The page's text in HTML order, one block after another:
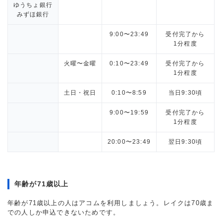
ゆうちょ銀行
みずほ銀行
9:00〜23:49
受付完了から
1分程度
火曜〜金曜 0:10〜23:49
受付完了から
1分程度
土日・祝日 0:10〜8:59 当日9:30頃
9:00〜19:59
受付完了から
1分程度
20:00〜23:49 翌日9:30頃
年齢が71歳以上
年齢が71歳以上の人はアコムを利用しましょう。レイクは70歳ま
での人しか申込できないためです。